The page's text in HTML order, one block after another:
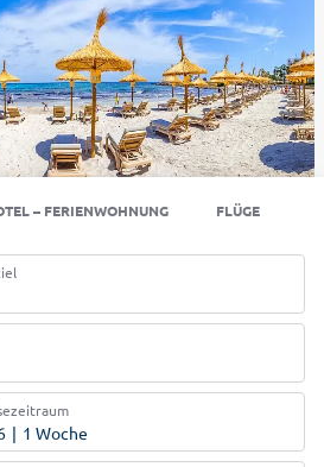
– FERIENWOHNUNG FLÜGE
1 Woche